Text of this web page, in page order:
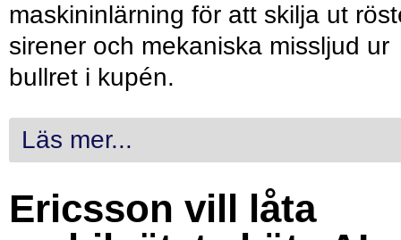
maskininlärning för att skilja ut
sirener och mekaniska missljud ur
bullret i kupén.
Läs mer...
Ericsson vill låta